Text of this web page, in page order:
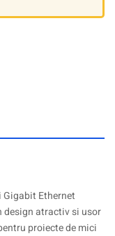
Gigabit Ethernet
design atractiv si usor
proiecte de mici